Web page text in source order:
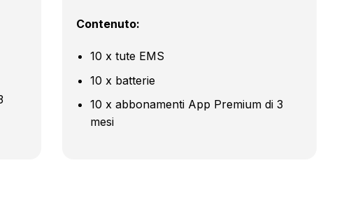
Contenuto:
10 x tute EMS
10 x batterie
10 x abbonamenti App Premium di 3
mesi